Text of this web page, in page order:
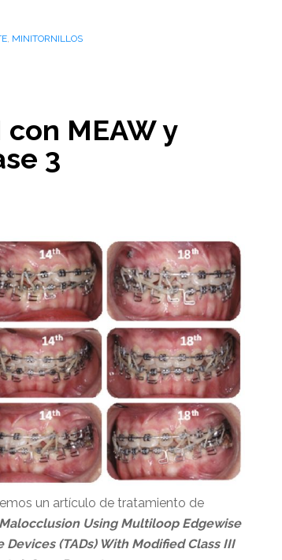
, MINITORNILLOS
MEAW y
3
un artículo de tratamiento de
Using Multiloop Edgewise
(TADs) With Modified Class III